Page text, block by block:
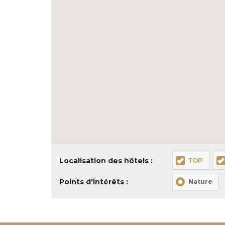
Localisation des hôtels : TOP
Points d'intérêts : Nature